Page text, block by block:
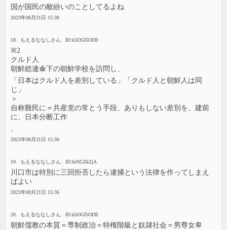
国が国民の敵紛いのことしてるよね
2023年08月21日 15:30
18. もえるななしさん. ID:k5OGI5ODE
※2
クルド人
朝鮮総連傘下の朝鮮学校を訪問し、
「日本はクルド人を差別している」「クルド人と朝鮮人は同
じ」
＞
自称難民に＝共産党の常とう手段、ありもしない差別を、建前
に、日本分断工作
、
2023年08月21日 15:30
19. もえるななしさん. ID:hiNGZkZjA
川口市は特別に三回拒否したら逮捕という法律を作ってしまえ
ばよい
2023年08月21日 15:36
20. もえるななしさん. ID:k5OGI5ODE
朝鮮儒教の本質＝専制政治＝特権階級と奴隷社会＝男尊女卑